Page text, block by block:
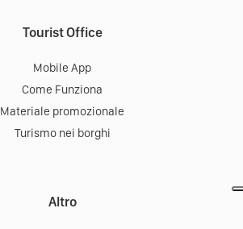
Tourist Office
Mobile App
Come Funziona
Materiale promozionale
Turismo nei borghi
Altro